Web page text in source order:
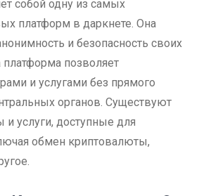
собой одну из самых
платформ в даркнете. Она
и безопасность своих
платформа позволяет
и услугами без прямого
органов. Существуют
услуги, доступные для
обмен криптовалюты,